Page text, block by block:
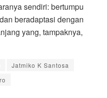
sendiri: bertumpu
beradaptasi dengan
yang, tampaknya,
Jatmiko K Santosa